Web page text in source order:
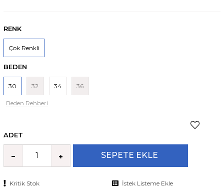
RENK
Çok Renkli
BEDEN
30 32 34 36
Beden Rehberi
ADET
Kritik Stok İstek Listeme Ekle